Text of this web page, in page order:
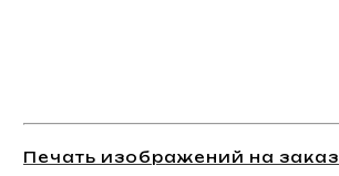
Печать изображений на заказ